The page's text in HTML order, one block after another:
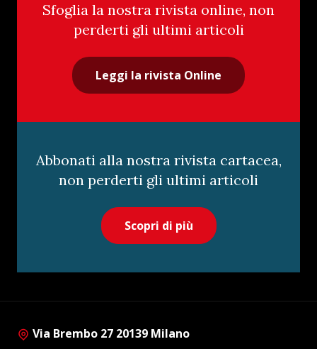
Sfoglia la nostra rivista online, non
perderti gli ultimi articoli
Leggi la rivista Online
Abbonati alla nostra rivista cartacea,
non perderti gli ultimi articoli
Scopri di più
Via Brembo 27 20139 Milano